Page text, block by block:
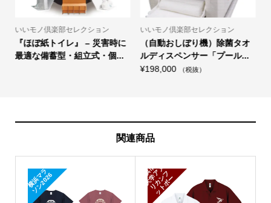
いいモノ倶楽部セレクション
『ほぼ紙トイレ』 – 災害時に
最適な備蓄型・組立式・個...
いいモノ倶楽部セレクション
（自動おしぼり機）除菌タオ
ルディスペンサー「プール...
¥198,000 （税抜）
関連商品
横
浜
マ
ラ
ソ
ン
2
0
2
6
横
浜
市
立
大
学
ア
メ
リ
カ
ン
フ
ッ
ト
ボ
ー
ル
部